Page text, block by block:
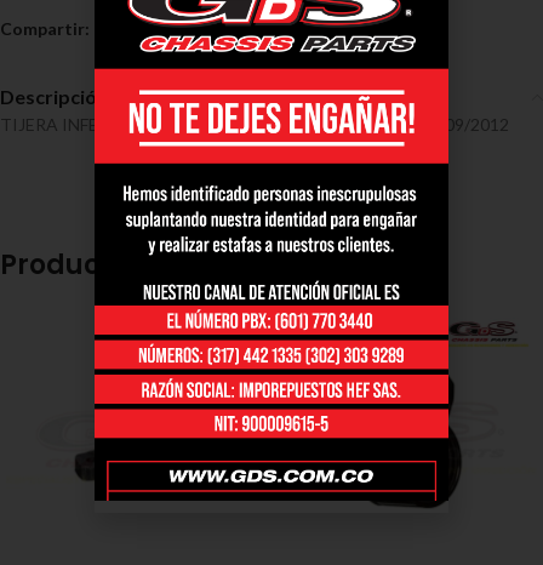
Compartir:
Descripción
TIJERA INFERIOR TRASERA DERECHA FORD ESCAPE 2009/2012
Productos relacionados